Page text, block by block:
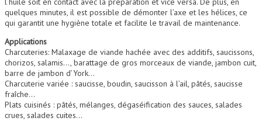
quelques minutes, il est possible de démonter l’axe et les hélices, ce
qui garantit une hygiène totale et facilite le travail de maintenance.
Applications
Charcuteries: Malaxage de viande hachée avec des additifs, saucissons,
chorizos, salamis…, barattage de gros morceaux de viande, jambon cuit,
barre de jambon d’York…
Charcuterie variée : saucisse, boudin, saucisson à l’ail, pâtés, saucisse
fraîche…
Plats cuisinés : pâtés, mélanges, dégaséification des sauces, salades
crues, salades cuites…